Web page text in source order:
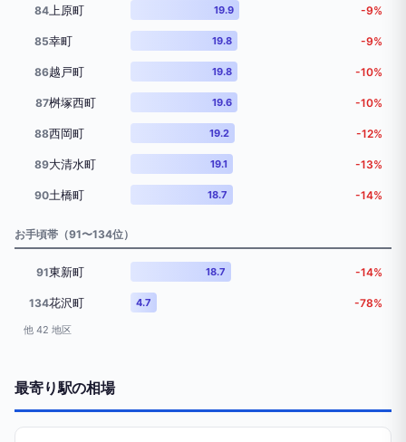
84 上原町 19.9 -9%
85幸町 19.8 -9%
86越戸町 19.8 -10%
87桝塚西町 19.6 -10%
88西岡町 19.2 -12%
89大清水町 19.1 -13%
90土橋町 18.7 -14%
お手頃帯（91〜134位）
91東新町 18.7 -14%
134花沢町 4.7 -78%
他 42 地区
最寄り駅の相場